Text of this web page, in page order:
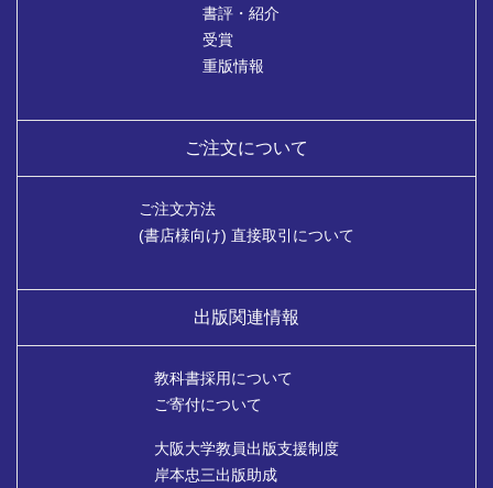
書評・紹介
受賞
重版情報
ご注文について
ご注文方法
(書店様向け) 直接取引について
出版関連情報
教科書採用について
ご寄付について
大阪大学教員出版支援制度
岸本忠三出版助成